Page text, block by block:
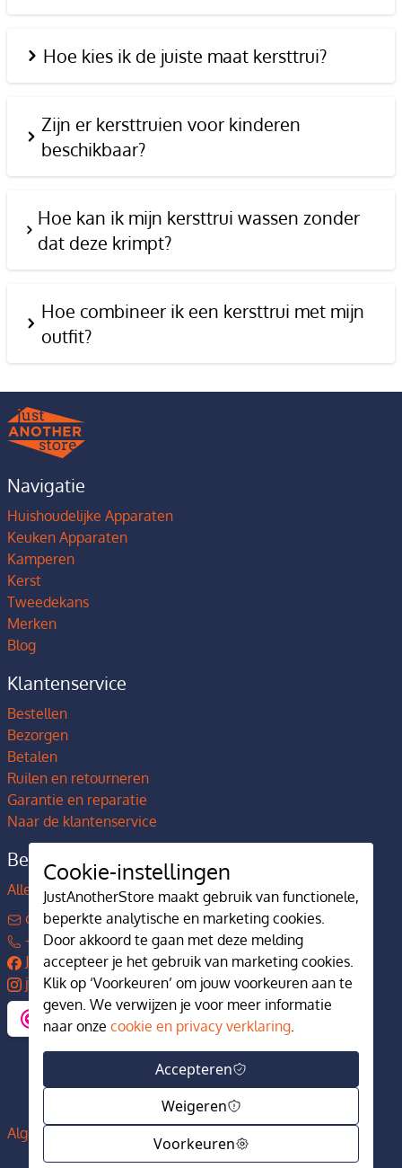
Hoe kies ik de juiste maat kersttrui?
Zijn er kersttruien voor kinderen
beschikbaar?
Hoe kan ik mijn kersttrui wassen zonder
dat deze krimpt?
Hoe combineer ik een kersttrui met mijn
outfit?
Navigatie
Huishoudelijke Apparaten
Keuken Apparaten
Kamperen
Kerst
Tweedekans
Merken
Blog
Klantenservice
Bestellen
Bezorgen
Betalen
Ruilen en retourneren
Garantie en reparatie
Naar de klantenservice
Bedrijfsgegevens
Alles over JustAnotherStore
contact@justanotherstore.nl
+31 73 644 7405
JustAnotherStore
justanotherstore.nl
Algemene voorwaarden Privacy en cookiebeleid
Cookie-instellingen
JustAnotherStore maakt gebruik van functionele,
beperkte analytische en marketing cookies.
Door akkoord te gaan met deze melding
accepteer je het gebruik van marketing cookies.
Klik op ‘Voorkeuren’ om jouw voorkeuren aan te
geven. We verwijzen je voor meer informatie
naar onze cookie en privacy verklaring.
Accepteren
Weigeren
Voorkeuren